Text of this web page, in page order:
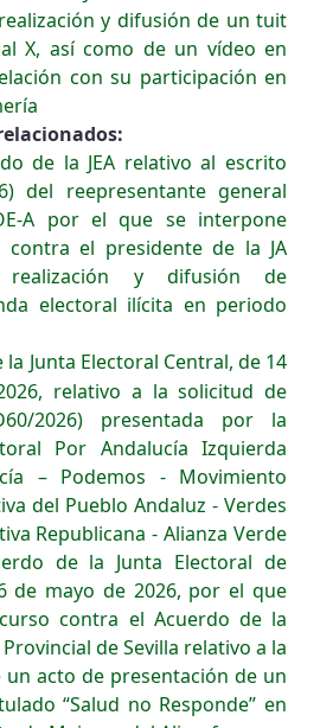
y difusión de un tuit
X, así como de un vídeo en
con su participación en
de la JEA relativo al escrito
del reepresentante general
A por el que se interpone
contra el presidente de la JA
y difusión de
electoral ilícita en periodo
Junta Electoral Central, de 14
relativo a la solicitud de
2026) presentada por la
Por Andalucía Izquierda
– Podemos - Movimiento
del Pueblo Andaluz - Verdes
Republicana - Alianza Verde
de la Junta Electoral de
de mayo de 2026, por el que
contra el Acuerdo de la
de Sevilla relativo a la
un acto de presentación de un
“Salud no Responde” en